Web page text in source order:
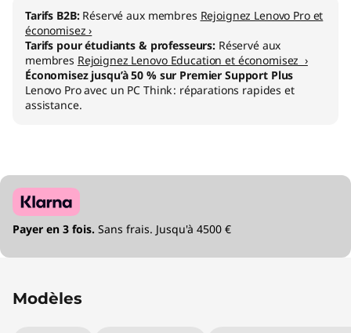
e
n
u
n
Tarifs B2B: Réservé aux membres Rejoignez Lenovo Pro et
économisez ›
Tarifs pour étudiants & professeurs: Réservé aux
membres Rejoignez Lenovo Education et économisez ›
Économisez jusqu’à 50 % sur Premier Support Plus
Lenovo Pro avec un PC Think : réparations rapides et
assistance.
Payer en 3 fois. Sans frais. Jusqu'à 4500 €
Modèles